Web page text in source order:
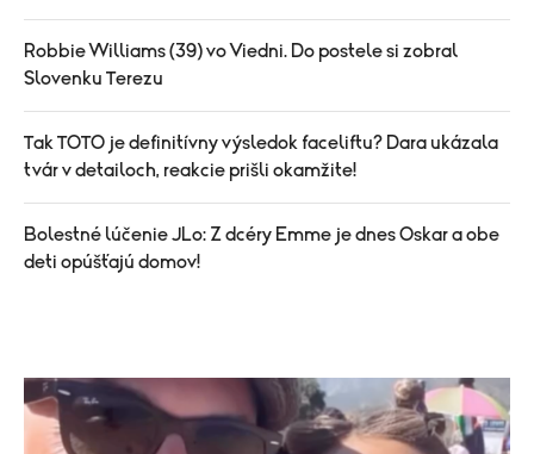
Robbie Williams (39) vo Viedni. Do postele si zobral
Slovenku Terezu
Tak TOTO je definitívny výsledok faceliftu? Dara ukázala
tvár v detailoch, reakcie prišli okamžite!
Bolestné lúčenie JLo: Z dcéry Emme je dnes Oskar a obe
deti opúšťajú domov!